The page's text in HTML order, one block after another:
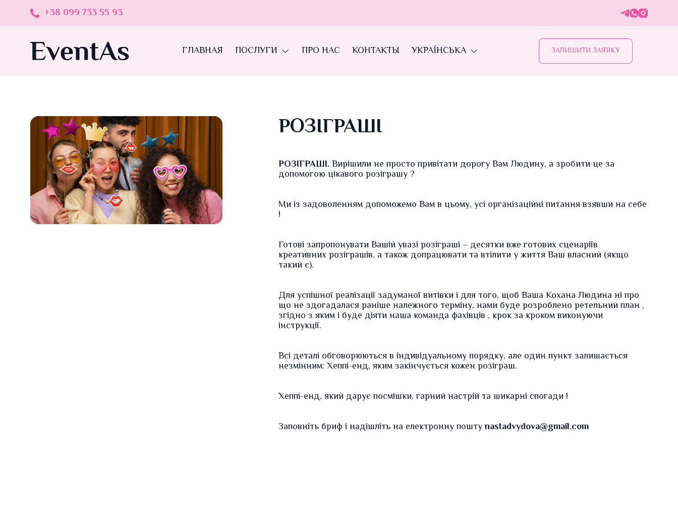
+38 099 733 55 93
ГЛАВНАЯ ПОСЛУГИ ПРО НАС КОНТАКТЫ УКРАЇНСЬКА ЗАЛИШИТИ ЗАЯВКУ
РОЗІГРАШІ
РОЗІГРАШІ.Вирішили не просто привітати дорогу Вам Людину, а зробити це за
допомогою цікавого розіграшу?
Миіз задоволенням допоможемо Вам в цьому, усі організаційні питання взявши на себе
!
Готові запропонувати Вашій увазі розіграші – десятки вже готових сценаріїв
креативнихрозіграшів, а також допрацювати та втілити у життяВаш власний (якщо
такий є).
Для успішної реалізації задуманої витівки і для того, щоб Ваша Кохана Людина ні про
що не здогадалася раніше належного терміну, нами буде розроблено ретельний план ,
згідно з яким і буде діяти наша команда фахівців , крок за кроком виконуючи
інструкції.
Всі деталі обговорюються в індивідуальному порядку, але один пункт залишається
незмінним:Хеппі-енд, яким закінчується кожен розіграш.
Хеппі-енд, який даруєпосмішки, гарний настрій та шикарні спогади !
Заповніть брифі надішліть на електронну поштуnastadvydova@gmail.com